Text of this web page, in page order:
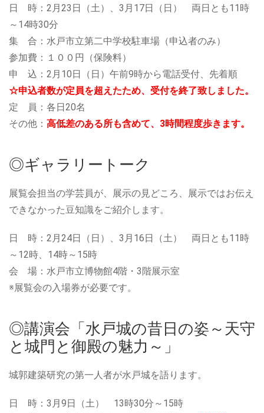
日 時：2月23日（土）、3月17日（日） 両日とも11時
～14時30分
集 合：水戸市立第二中学校駐車場（申込者のみ）
参加費：１００円（保険料）
申 込：2月10日（日）午前9時から電話受付、先着順
☆申込者数が定員を超えたため、受付を終了致しました。
定 員：各日20名
その他： 高低差のある所も含めて、3時間程度歩きます。
◎ギャラリートーク
展覧会担当の学芸員が、展示の見どころ、展示ではお伝え
できなかった豆知識をご紹介します。
日 時：2月24日（日）、3月16日（土） 両日とも11時
～12時、14時～15時
会 場：水戸市立博物館4階・3階展示室
※展覧会の入場券が必要です。
◎講演会「水戸城の昔日の姿～天守
と城門と御殿の魅力～」
城郭建築研究の第一人者が水戸城を語ります。
日 時：3月9日（土） 13時30分～15時